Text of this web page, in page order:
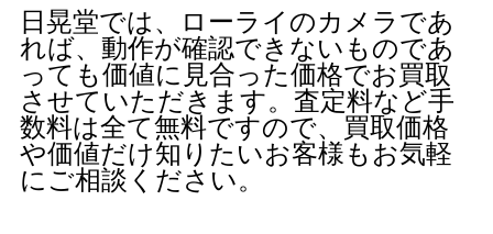
日晃堂では、ローライのカメラであ
れば、動作が確認できないものであ
っても価値に見合った価格でお買取
させていただきます。査定料など手
数料は全て無料ですので、買取価格
や価値だけ知りたいお客様もお気軽
にご相談ください。